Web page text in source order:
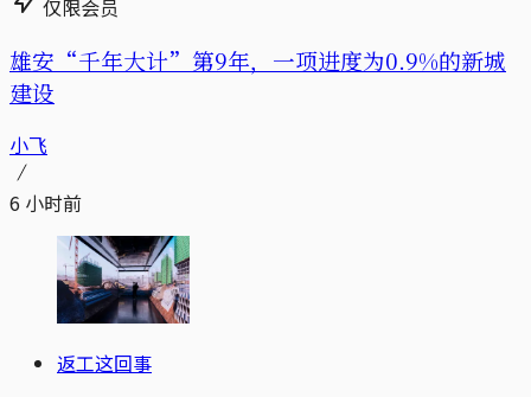
仅限会员
雄安“千年大计”第9年，一项进度为0.9%的新城
建设
小飞
6 小时前
返工这回事